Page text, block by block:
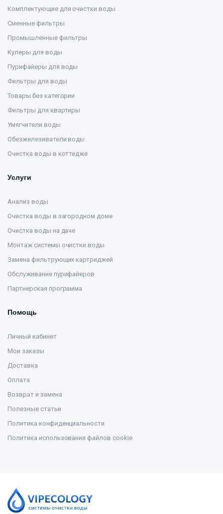
Комплектующие для очистки воды
Сменные фильтры
Промышленные фильтры
Кулеры для воды
Пурифайеры для воды
Фильтры для воды
Товары без категории
Фильтры для квартиры
Умягчители воды
Обезжелезиватели воды
Очистка воды в коттедже
Услуги
Анализ воды
Очистка воды в загородном доме
Очистка воды на даче
Монтаж системы очистки воды
Замена фильтрующих картриджей
Обслуживание пурифайеров
Партнерская программа
Помощь
Личный кабинет
Мои заказы
Доставка
Оплата
Возврат и замена
Полезные статьи
Политика конфиденциальности
Политика использования файлов cookie